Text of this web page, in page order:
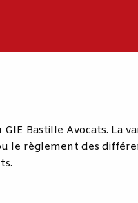
Bastille Avocats. La
le règlement des